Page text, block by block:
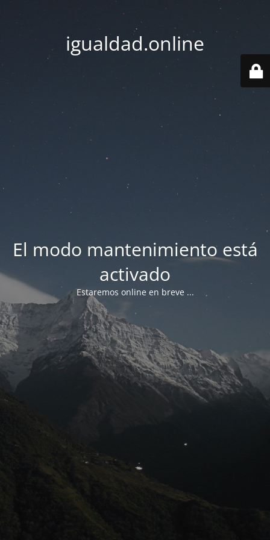
igualdad.online
El modo mantenimiento está
activado
Estaremos online en breve ...